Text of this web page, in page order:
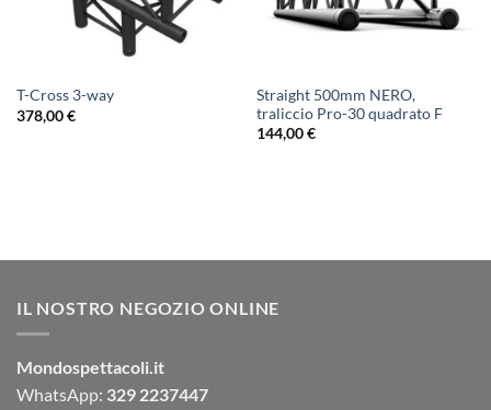
T-Cross 3-way
378,00€
Straight 500mm NERO,
traliccio Pro-30 quadrato F
144,00€
IL NOSTRO NEGOZIO ONLINE
Mondospettacoli.it
WhatsApp: 329 2237447